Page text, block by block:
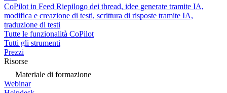
CoPilot in Feed Riepilogo dei thread, idee generate tramite IA,
modifica e creazione di testi, scrittura di risposte tramite IA,
traduzione di testi
Tutte le funzionalità CoPilot
Tutti gli strumenti
Prezzi
Risorse
Materiale di formazione
Webinar